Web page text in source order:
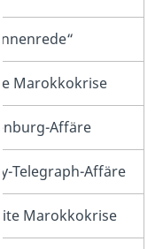
Marokkokrise
Affäre
Telegraph-Affäre
Marokkokrise